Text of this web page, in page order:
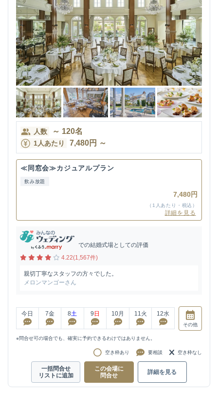
人数 ～ 120名
1人あたり 7,480円 ～
≪同窓会≫カジュアルプラン
飲み放題
7,480円
（1人あたり・税込）
詳細を見る
での結婚式場としての評価
4.22(1,567件)
親切丁寧なスタッフの方々でした。
メロンマンゴーさん
今日 7金 8土 9 日 10月 11火 12水
その他
※問合せ可の場合でも、確実に予約できるわけではありません。
空き枠あり 要相談 空き枠なし
一括問合せ
リストに追加
この会場に
問合せ
詳細を見る